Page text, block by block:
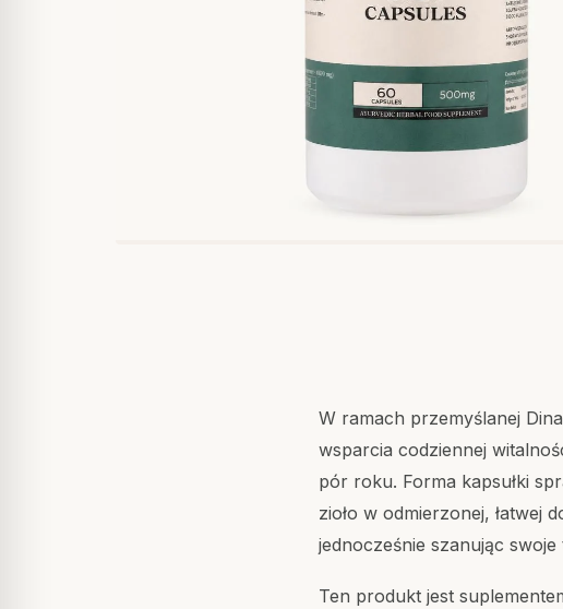
W ramach przemyślanej
wsparcia codziennej
pór roku. Forma kapsułki
zioło w odmierzonej, łatwej
jednocześnie szanując
Ten produkt jest